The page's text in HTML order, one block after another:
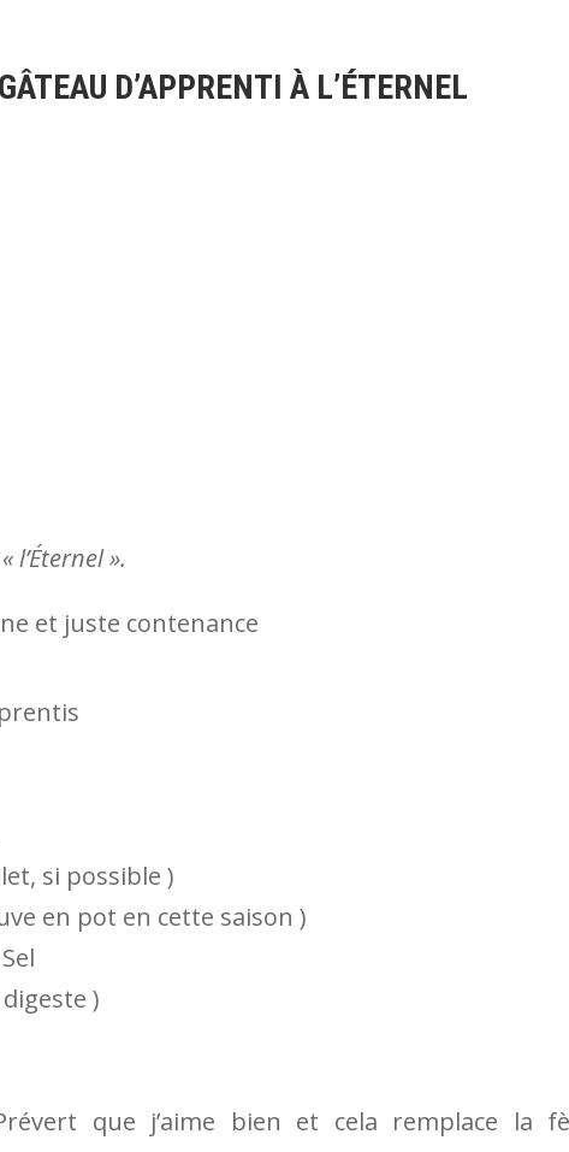
D’APPRENTI À L’ÉTERNEL
l’Éternel ».
et juste contenance
si possible )
en pot en cette saison )
)
que j’aime bien et cela remplace la